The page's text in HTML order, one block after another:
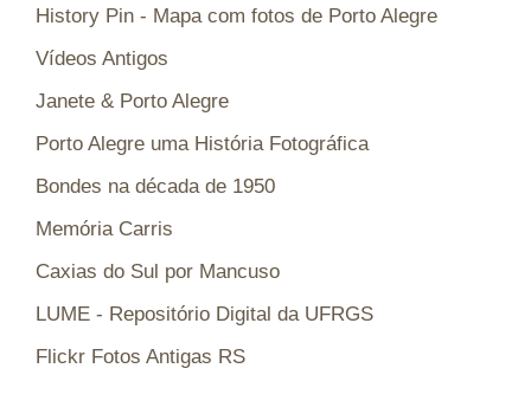
History Pin - Mapa com fotos de Porto Alegre
Vídeos Antigos
Janete & Porto Alegre
Porto Alegre uma História Fotográfica
Bondes na década de 1950
Memória Carris
Caxias do Sul por Mancuso
LUME - Repositório Digital da UFRGS
Flickr Fotos Antigas RS